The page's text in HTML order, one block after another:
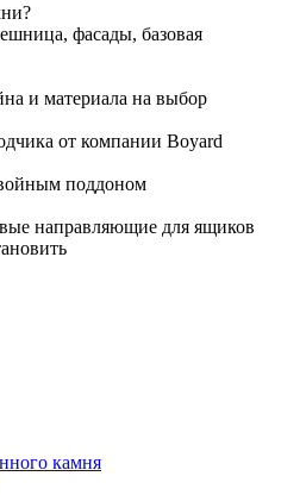
фасады, базовая
и материала на выбор
от компании Boyard
поддоном
направляющие для ящиков
камня